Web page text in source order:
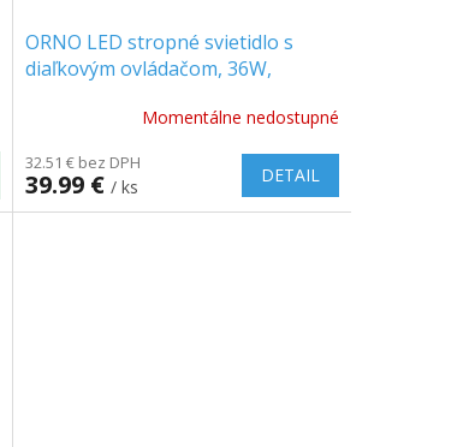
ORNO LED stropné svietidlo s
diaľkovým ovládačom, 36W,
6514WLZM/CCT]Momentálne nedostupné
32.51 € bez DPH
39.99 € / ks
DETAIL